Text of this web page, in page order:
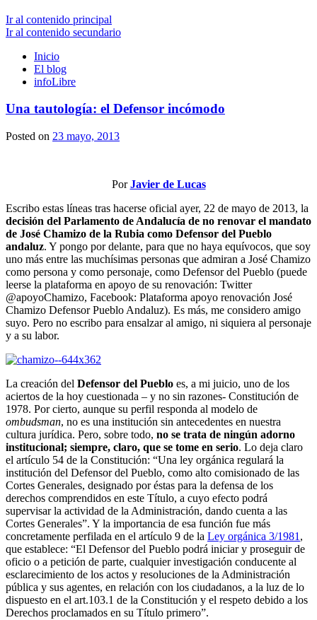
Ir al contenido principal
Ir al contenido secundario
Inicio
El blog
infoLibre
Una tautología: el Defensor incómodo
Posted on 23 mayo, 2013
PorJavier de Lucas
Escribo estas líneas tras hacerse oficial ayer, 22 de mayo de 2013, la
decisión del Parlamento de Andalucía de no renovar el mandato
de José Chamizo de la Rubia como Defensor del Pueblo
andaluz. Y pongo por delante, para que no haya equívocos, que soy
uno más entre las muchísimas personas que admiran a José Chamizo
como persona y como personaje, como Defensor del Pueblo (puede
leerse la plataforma en apoyo de su renovación: Twitter
@apoyoChamizo, Facebook: Plataforma apoyo renovación José
Chamizo Defensor Pueblo Andaluz). Es más, me considero amigo
suyo. Pero no escribo para ensalzar al amigo, ni siquiera al personaje
y a su labor.
La creación del Defensor del Pueblo es, a mi juicio, uno de los
aciertos de la hoy cuestionada – y no sin razones- Constitución de
1978. Por cierto, aunque su perfil responda al modelo de
ombudsman, no es una institución sin antecedentes en nuestra
cultura jurídica. Pero, sobre todo, no se trata de ningún adorno
institucional; siempre, claro, que se tome en serio. Lo deja claro
el artículo 54 de la Constitución: “Una ley orgánica regulará la
institución del Defensor del Pueblo, como alto comisionado de las
Cortes Generales, designado por éstas para la defensa de los
derechos comprendidos en este Título, a cuyo efecto podrá
supervisar la actividad de la Administración, dando cuenta a las
Cortes Generales”. Y la importancia de esa función fue más
concretamente perfilada en el artículo 9 de la Ley orgánica 3/1981 ,
que establece: “El Defensor del Pueblo podrá iniciar y proseguir de
oficio o a petición de parte, cualquier investigación conducente al
esclarecimiento de los actos y resoluciones de la Administración
pública y sus agentes, en relación con los ciudadanos, a la luz de lo
dispuesto en el art.103.1 de la Constitución y el respeto debido a los
Derechos proclamados en su Título primero”.